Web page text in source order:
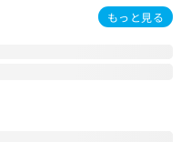
もっと見る